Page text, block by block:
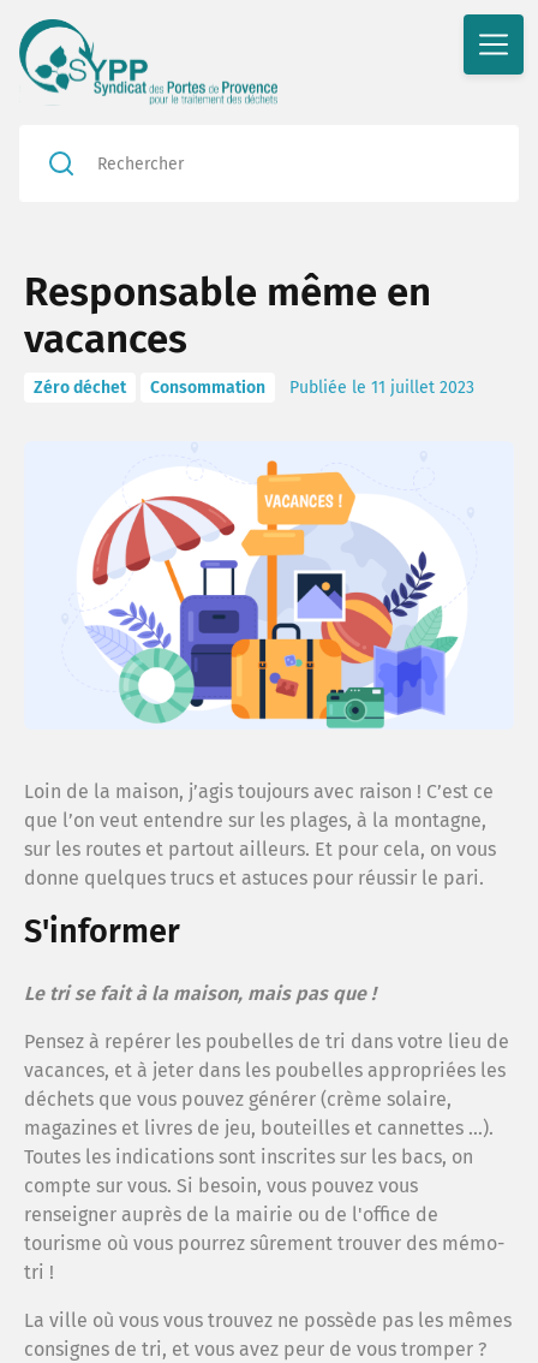
Responsable même en
vacances
Zéro déchet Consommation Publiée le 11 juillet 2023
Loin de la maison, j’agis toujours avec raison ! C’est ce
que l’on veut entendre sur les plages, à la montagne,
sur les routes et partout ailleurs. Et pour cela, on vous
donne quelques trucs et astuces pour réussir le pari.
S'informer
Le tri se fait à la maison, mais pas que !
Pensez à repérer les poubelles de tri dans votre lieu de
vacances, et à jeter dans les poubelles appropriées les
déchets que vous pouvez générer (crème solaire,
magazines et livres de jeu, bouteilles et cannettes …).
Toutes les indications sont inscrites sur les bacs, on
compte sur vous. Si besoin, vous pouvez vous
renseigner auprès de la mairie ou de l'office de
tourisme où vous pourrez sûrement trouver des mémo-
tri !
La ville où vous vous trouvez ne possède pas les mêmes
consignes de tri, et vous avez peur de vous tromper ?